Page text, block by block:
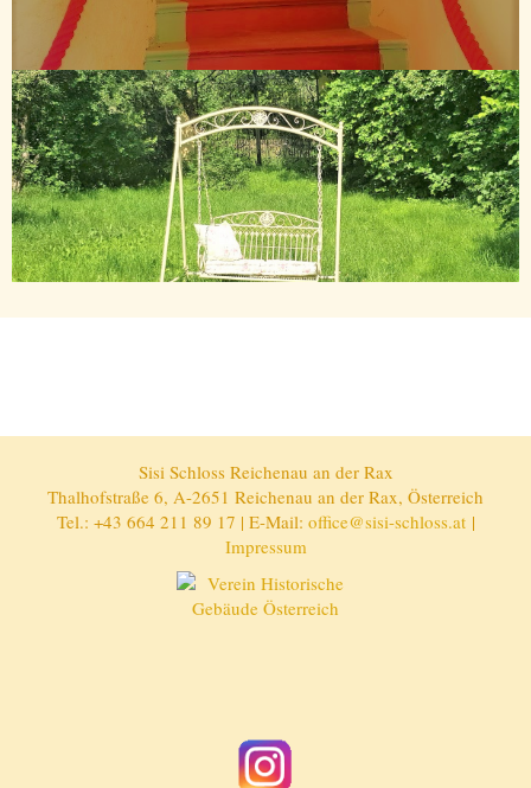
Sisi Schloss Reichenau an der Rax
Thalhofstraße 6, A-2651 Reichenau an der Rax, Österreich
Tel.: +43 664 211 89 17 | E-Mail: office@sisi-schloss.at|
Impressum